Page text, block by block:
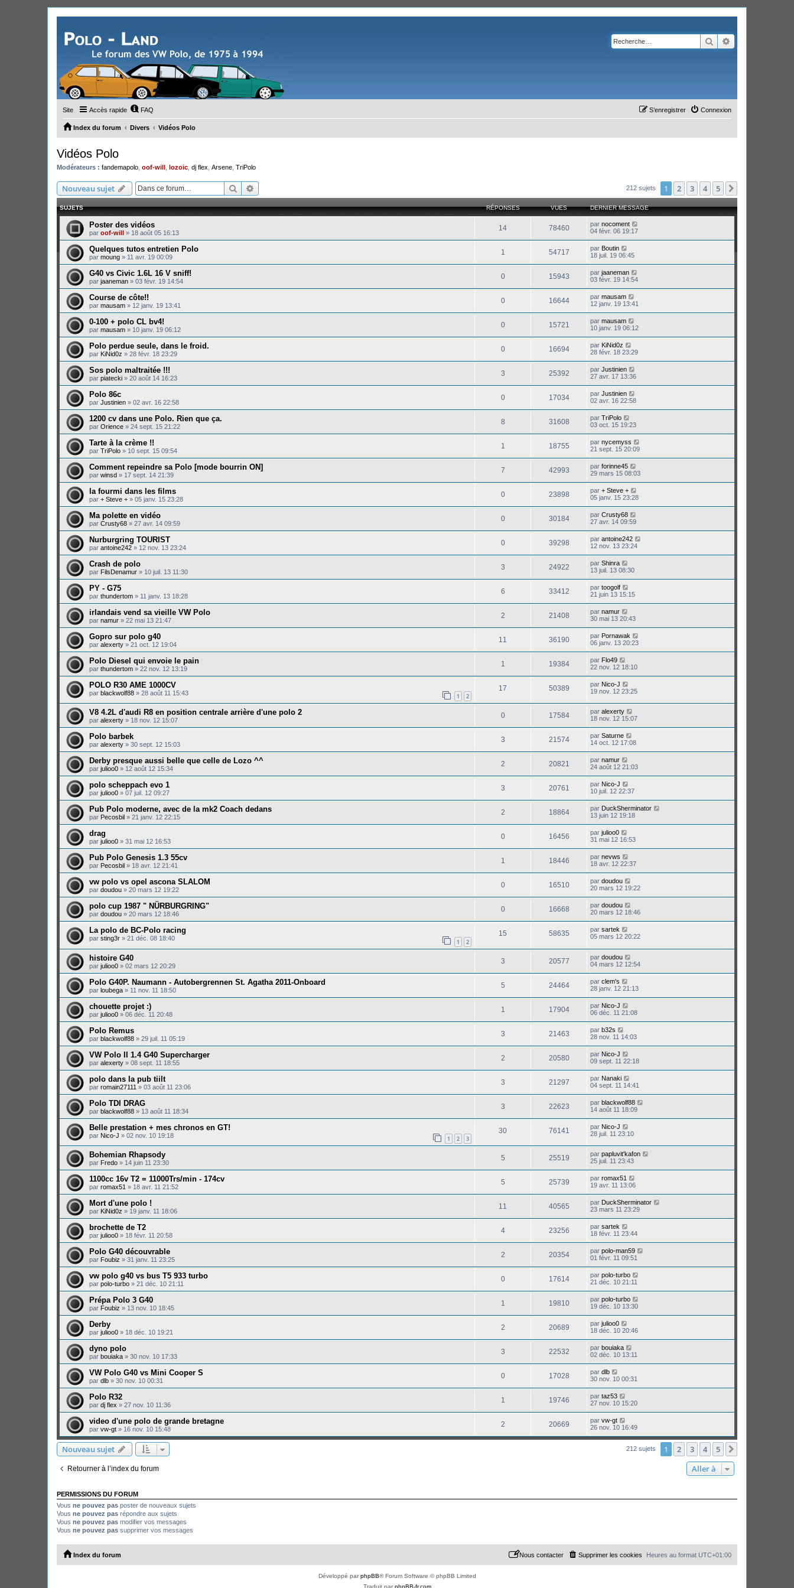
Rechercher
Site Accès rapide FAQ Connexion
S’enregistrer
Index du forum Divers Vidéos Polo
Vidéos Polo
Modérateurs : fandemapolo oof-will lozoic dj flex Arsene TriPolo
Nouveau sujet Rechercher 212 sujets 1 2 3 4 5
SUJETS RÉPONSES VUES DERNIER MESSAGE
Poster des vidéos
par oof-will » 18 août 05 16:13
14 78460 par nocoment
04 févr. 06 19:17
Quelques tutos entretien Polo
par moung » 11 avr. 19 00:09
1 54717 par Boutin
18 juil. 19 06:45
G40 vs Civic 1.6L 16 V sniff!
par jaaneman » 03 févr. 19 14:54
0 15943 par jaaneman
03 févr. 19 14:54
Course de côte!!
par mausam » 12 janv. 19 13:41
0 16644 par mausam
12 janv. 19 13:41
0-100 + polo CL bv4!
par mausam » 10 janv. 19 06:12
0 15721 par mausam
10 janv. 19 06:12
Polo perdue seule, dans le froid.
par KiNid0z » 28 févr. 18 23:29
0 16694 par KiNid0z
28 févr. 18 23:29
Sos polo maltraitée !!!
par piatecki » 20 août 14 16:23
3 25392 par Justinien
27 avr. 17 13:36
Polo 86c
par Justinien » 02 avr. 16 22:58
0 17034 par Justinien
02 avr. 16 22:58
1200 cv dans une Polo. Rien que ça.
par Orience » 24 sept. 15 21:22
8 31608 par TriPolo
03 oct. 15 19:23
Tarte à la crème !!
par TriPolo » 10 sept. 15 09:54
1 18755 par nycemyss
21 sept. 15 20:09
Comment repeindre sa Polo [mode bourrin ON]
par winsd » 17 sept. 14 21:39
7 42993 par forinne45
29 mars 15 08:03
la fourmi dans les films
par + Steve + » 05 janv. 15 23:28
0 23898 par + Steve +
05 janv. 15 23:28
Ma polette en vidéo
par Crusty68 » 27 avr. 14 09:59
0 30184 par Crusty68
27 avr. 14 09:59
Nurburgring TOURIST
par antoine242 » 12 nov. 13 23:24
0 39298 par antoine242
12 nov. 13 23:24
Crash de polo
par FilsDenamur » 10 juil. 13 11:30
3 24922 par Shinra
13 juil. 13 08:30
PY - G75
par thundertom » 11 janv. 13 18:28
6 33412 par toogolf
21 juin 13 15:15
irlandais vend sa vieille VW Polo
par namur » 22 mai 13 21:47
2 21408 par namur
30 mai 13 20:43
Gopro sur polo g40
par alexerty » 21 oct. 12 19:04
11 36190 par Pornawak
06 janv. 13 20:23
Polo Diesel qui envoie le pain
par thundertom » 22 nov. 12 13:19
1 19384 par Flo49
22 nov. 12 18:10
POLO R30 AME 1000CV
par blackwolf88 » 28 août 11 15:43 1 2
17 50389 par Nico-J
19 nov. 12 23:25
V8 4.2L d'audi R8 en position centrale arrière d'une polo 2
par alexerty » 18 nov. 12 15:07
0 17584 par alexerty
18 nov. 12 15:07
Polo barbek
par alexerty » 30 sept. 12 15:03
3 21574 par Saturne
14 oct. 12 17:08
Derby presque aussi belle que celle de Lozo ^^
par julioo0 » 12 août 12 15:34
2 20821 par namur
24 août 12 21:03
polo scheppach evo 1
par julioo0 » 07 juil. 12 09:27
3 20761 par Nico-J
10 juil. 12 22:37
Pub Polo moderne, avec de la mk2 Coach dedans
par Pecosbil » 21 janv. 12 22:15
2 18864 par DuckSherminator
13 juin 12 19:18
drag
par julioo0 » 31 mai 12 16:53
0 16456 par julioo0
31 mai 12 16:53
Pub Polo Genesis 1.3 55cv
par Pecosbil » 18 avr. 12 21:41
1 18446 par nevws
18 avr. 12 22:37
vw polo vs opel ascona SLALOM
par doudou » 20 mars 12 19:22
0 16510 par doudou
20 mars 12 19:22
polo cup 1987 " NÜRBURGRING"
par doudou » 20 mars 12 18:46
0 16668 par doudou
20 mars 12 18:46
La polo de BC-Polo racing
par sting3r » 21 déc. 08 18:40 1 2
15 58635 par sartek
05 mars 12 20:22
histoire G40
par julioo0 » 02 mars 12 20:29
3 20577 par doudou
04 mars 12 12:54
Polo G40P. Naumann - Autobergrennen St. Agatha 2011-Onboard
par loubega » 11 nov. 11 18:50
5 24464 par clem's
28 janv. 12 21:13
chouette projet :)
par julioo0 » 06 déc. 11 20:48
1 17904 par Nico-J
06 déc. 11 21:08
Polo Remus
par blackwolf88 » 29 juil. 11 05:19
3 21463 par b32s
28 nov. 11 14:03
VW Polo II 1.4 G40 Supercharger
par alexerty » 08 sept. 11 18:55
2 20580 par Nico-J
09 sept. 11 22:18
polo dans la pub tiilt
par romain27111 » 03 août 11 23:06
3 21297 par Nanaki
04 sept. 11 14:41
Polo TDI DRAG
par blackwolf88 » 13 août 11 18:34
3 22623 par blackwolf88
14 août 11 18:09
Belle prestation + mes chronos en GT!
par Nico-J » 02 nov. 10 19:18 1 2 3
30 76141 par Nico-J
28 juil. 11 23:10
Bohemian Rhapsody
par Fredo » 14 juin 11 23:30
5 25519 par papluvit'kafon
25 juil. 11 23:43
1100cc 16v T2 = 11000Trs/min - 174cv
par romax51 » 18 avr. 11 21:52
5 25739 par romax51
19 avr. 11 13:06
Mort d'une polo !
par KiNid0z » 19 janv. 11 18:06
11 40565 par DuckSherminator
23 mars 11 23:29
brochette de T2
par julioo0 » 18 févr. 11 20:58
4 23256 par sartek
18 févr. 11 23:44
Polo G40 découvrable
par Foubiz » 31 janv. 11 23:25
2 20354 par polo-man59
01 févr. 11 09:51
vw polo g40 vs bus T5 933 turbo
par polo-turbo » 21 déc. 10 21:11
0 17614 par polo-turbo
21 déc. 10 21:11
Prépa Polo 3 G40
par Foubiz » 13 nov. 10 18:45
1 19810 par polo-turbo
19 déc. 10 13:30
Derby
par julioo0 » 18 déc. 10 19:21
2 20689 par julioo0
18 déc. 10 20:46
dyno polo
par bouiaka » 30 nov. 10 17:33
3 22532 par bouiaka
02 déc. 10 13:11
VW Polo G40 vs Mini Cooper S
par dlb » 30 nov. 10 00:31
0 17028 par dlb
30 nov. 10 00:31
Polo R32
par dj flex » 27 nov. 10 11:36
1 19746 par taz53
27 nov. 10 15:20
video d'une polo de grande bretagne
par vw-gt » 16 nov. 10 15:48
2 20669 par vw-gt
26 nov. 10 16:49
Nouveau sujet 212 sujets 1 2 3 4 5
Retourner à l’index du forum Aller à
PERMISSIONS DU FORUM
Vous ne pouvez pas poster de nouveaux sujets
Vous ne pouvez pas répondre aux sujets
Vous ne pouvez pas modifier vos messages
Vous ne pouvez pas supprimer vos messages
Index du forum Heures au format UTC+01:00
Supprimer les cookies
Nous contacter
Développé parphpBB® Forum Software © phpBB Limited
Traduit parphpBB-fr.com